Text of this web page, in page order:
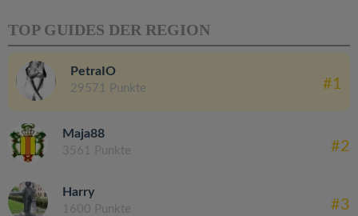
TOP GUIDES DER REGION
PetraIO
29571 Punkte #1
Maja88
3561 Punkte #2
Harry
1600 Punkte #3